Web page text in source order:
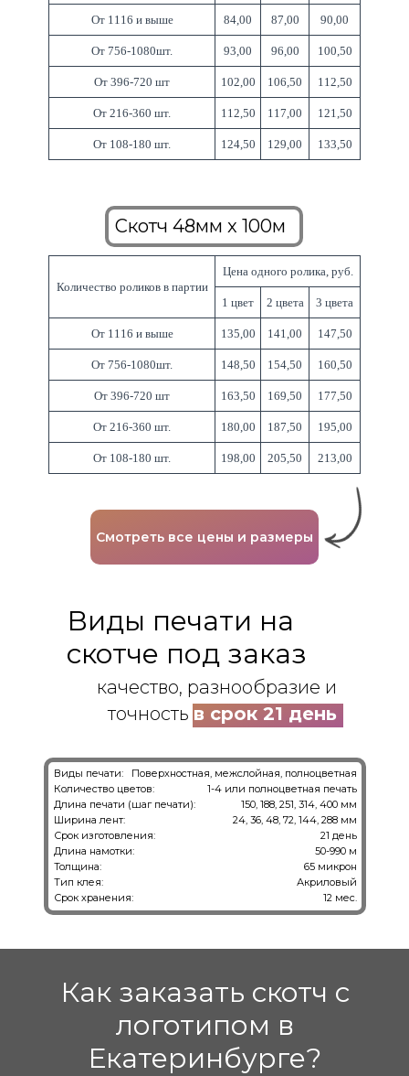
От 1116 и выше 84,00 87,00 90,00
От 756-1080шт. 93,00 96,00 100,50
От 396-720 шт 102,00 106,50 112,50
От 216-360 шт. 112,50 117,00 121,50
От 108-180 шт. 124,50 129,00 133,50
Количество роликов в партии
Цена одного ролика, руб.
1 цвет 2 цвета 3 цвета
От 1116 и выше 135,00 141,00 147,50
От 756-1080шт. 148,50 154,50 160,50
От 396-720 шт 163,50 169,50 177,50
От 216-360 шт. 180,00 187,50 195,00
От 108-180 шт. 198,00 205,50 213,00
Смотреть все цены и размеры
Скотч 48мм x 100м
Виды печати на
скотче под заказ
качество, разнообразие и
точность в срок 21 день
Поверхностная, межслойная, полноцветная
1-4 или полноцветная печать
150, 188, 251, 314, 400 мм
24, 36, 48, 72, 144, 288 мм
21 день
50-990 м
65 микрон
Акриловый
12 мес.
Виды печати:
Количество цветов:
Длина печати (шаг печати):
Ширина лент:
Срок изготовления:
Длина намотки:
Толщина:
Тип клея:
Срок хранения:
Как заказать скотч с
логотипом в
Екатеринбурге?